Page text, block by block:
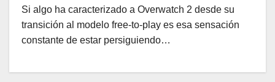
Si algo ha caracterizado a Overwatch 2 desde su
transición al modelo free-to-play es esa sensación
constante de estar persiguiendo…